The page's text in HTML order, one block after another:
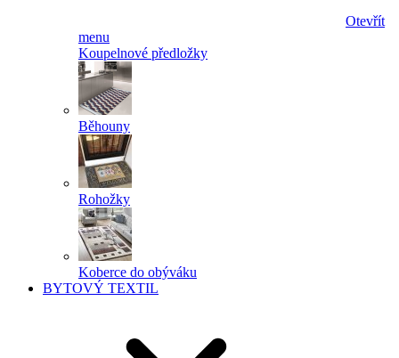
Otevřít
menu
Koupelnové předložky
Běhouny
Rohožky
Koberce do obýváku
BYTOVÝ TEXTIL